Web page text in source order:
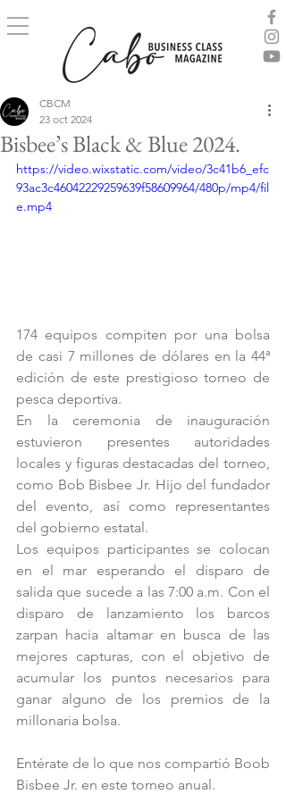
Bisbee’s Black & Blue 2024.
CBCM
23 oct 2024
https://video.wixstatic.com/video/3c41b6_efc
93ac3c46042229259639f58609964/480p/mp4/fil
e.mp4
174 equipos compiten por una bolsa
de casi 7 millones de dólares en la 44ª
edición de este prestigioso torneo de
pesca deportiva.
En la ceremonia de inauguración
estuvieron presentes autoridades
locales y figuras destacadas del torneo,
como Bob Bisbee Jr. Hijo del fundador
del evento, así como representantes
del gobierno estatal.
Los equipos participantes se colocan
en el mar esperando el disparo de
salida que sucede a las 7:00 a.m. Con el
disparo de lanzamiento los barcos
zarpan hacia altamar en busca de las
mejores capturas, con el objetivo de
acumular los puntos necesarios para
ganar alguno de los premios de la
millonaria bolsa.
Entérate de lo que nos compartió Boob
Bisbee Jr. en este torneo anual.